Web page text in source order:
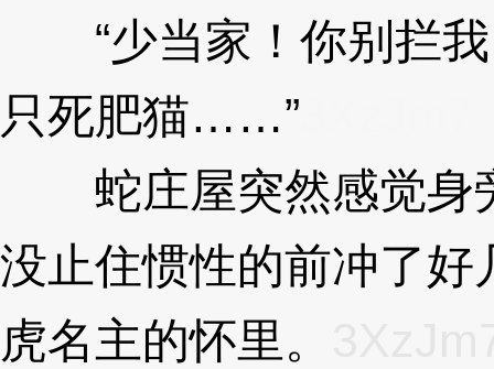
“少当家！你别拦我
只死肥猫……”
蛇庄屋突然感觉身
没止住惯性的前冲了
虎名主的怀里。